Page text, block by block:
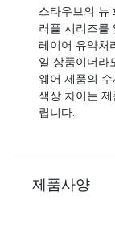
스타우브의 뉴
러플 시리즈를
레이어 유약처
일 상품이더라
웨어 제품의
색상 차이는
립니다.
제품사양